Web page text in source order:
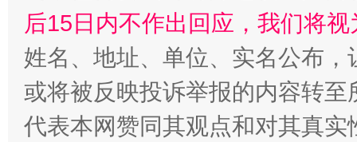
后15日内不作出回应，我们将
姓名、地址、单位、实名公布
或将被反映投诉举报的内容转
代表本网赞同其观点和对其真实